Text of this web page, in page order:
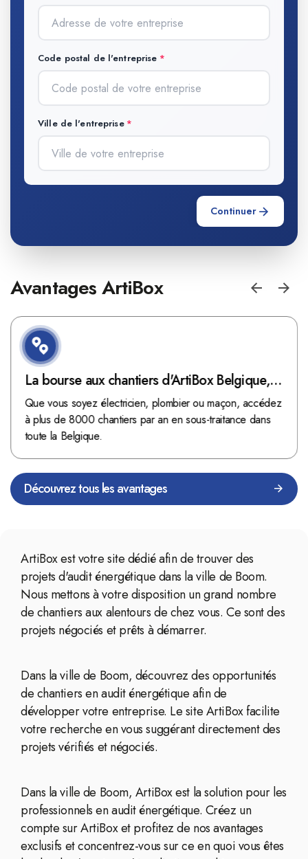
Code postal de l'entreprise
Ville de l'entreprise
Continuer
Avantages ArtiBox
La bourse aux chantiers d'ArtiBox Belgique,
véritable mine d'or !
Que vous soyez électricien, plombier ou maçon, accédez
à plus de 8000 chantiers par an en sous-traitance dans
toute la Belgique.
Découvrez tous les avantages
ArtiBox est votre site dédié afin de trouver des
projets d'audit énergétique dans la ville de Boom.
Nous mettons à votre disposition un grand nombre
de chantiers aux alentours de chez vous. Ce sont des
projets négociés et prêts à démarrer.
Dans la ville de Boom, découvrez des opportunités
de chantiers en audit énergétique afin de
développer votre entreprise. Le site ArtiBox facilite
votre recherche en vous suggérant directement des
projets vérifiés et négociés.
Dans la ville de Boom, ArtiBox est la solution pour les
professionnels en audit énergétique. Créez un
compte sur ArtiBox et profitez de nos avantages
exclusifs et concentrez-vous sur ce en quoi vous êtes